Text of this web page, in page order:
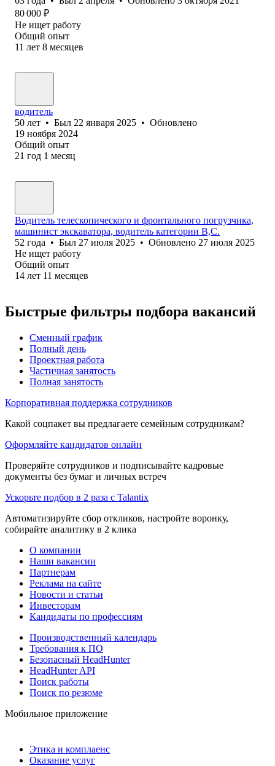
80 000 ₽
Не ищет работу
Общий опыт
11 лет 8 месяцев
водитель
50 лет • Был 22 января 2025 • Обновлено
19 ноября 2024
Общий опыт
21 год 1 месяц
Водитель телескопического и фронтального погрузчика,
машинист экскаватора, водитель категории В,С.
52 года • Был 27 июля 2025 • Обновлено 27 июля 2025
Не ищет работу
Общий опыт
14 лет 11 месяцев
Быстрые фильтры подбора вакансий
Сменный график
Полный день
Проектная работа
Частичная занятость
Полная занятость
Корпоративная поддержка сотрудников
Какой соцпакет вы предлагаете семейным сотрудникам?
Оформляйте кандидатов онлайн
Проверяйте сотрудников и подписывайте кадровые
документы без бумаг и личных встреч
Ускорьте подбор в 2 раза с Talantix
Автоматизируйте сбор откликов, настройте воронку,
собирайте аналитику в 2 клика
О компании
Наши вакансии
Партнерам
Реклама на сайте
Новости и статьи
Инвесторам
Кандидаты по профессиям
Производственный календарь
Требования к ПО
Безопасный HeadHunter
HeadHunter API
Поиск работы
Поиск по резюме
Мобильное приложение
Этика и комплаенс
Оказание услуг